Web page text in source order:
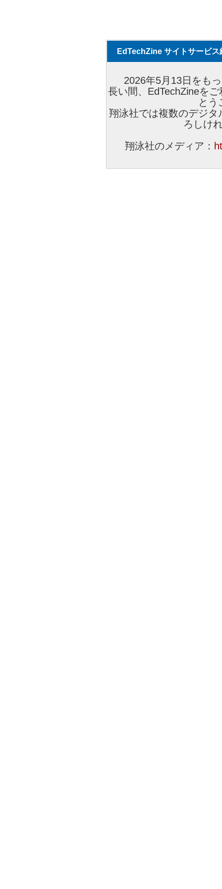
EdTechZine サイトサービス
2026年5月13日をも
長い間、EdTechZineを
とう
翔泳社では複数のデジ
ろしけ
翔泳社のメディア：